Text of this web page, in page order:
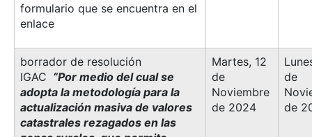
formulario que se encuentra en el
enlace
borrador de resolución
IGAC “Por medio del cual se
adopta la metodología para la
actualización masiva de valores
catastrales rezagados en las
Martes, 12
de
Noviembre
de 2024
de
de